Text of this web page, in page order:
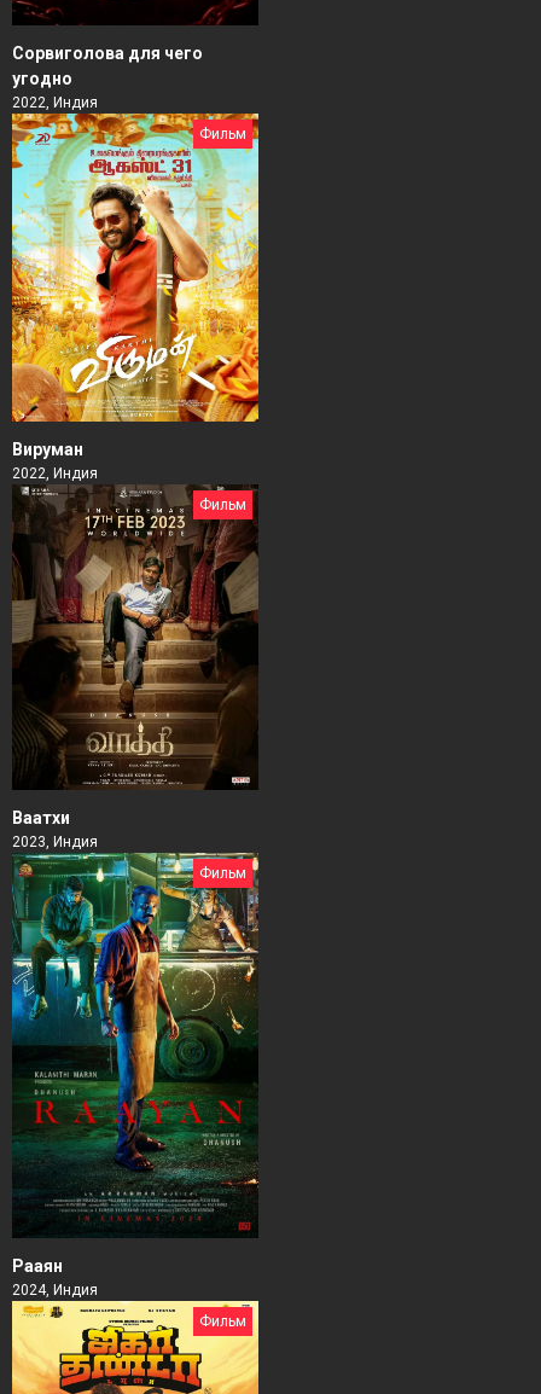
Сорвиголова для чего
угодно
2022, Индия
Фильм
Вируман
2022, Индия
Фильм
Ваатхи
2023, Индия
Фильм
Рааян
2024, Индия
Фильм